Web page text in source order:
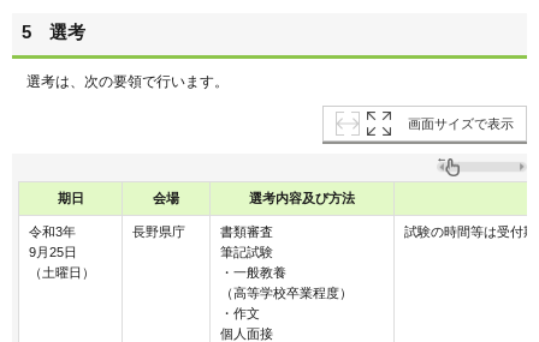
5 選考
選考は、次の要領で行います。
画面サイズで表示
期日 会場 選考内容及び方法
令和3年
9月25日
（土曜日）
長野県庁
書類審査
筆記試験
・一般教養
（高等学校卒業程度）
・作文
個人面接
試験の時間等は受付